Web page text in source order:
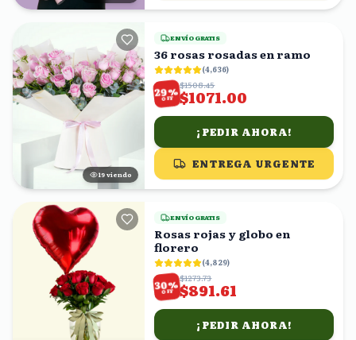
19 viendo
ENVÍO GRATIS
36 rosas rosadas en ramo
(4,636)
29%
OFF
$1508.45
$1071.00
¡PEDIR AHORA!
ENTREGA URGENTE
ENVÍO GRATIS
Rosas rojas y globo en
florero
(4,829)
30%
OFF
$1273.73
$891.61
¡PEDIR AHORA!